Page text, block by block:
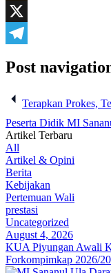
Facebook
X
Post
Terapkan Prokes,
Peserta Didik MI
Artikel Terbaru
All
Artikel & Opini
Berita
Kebijakan
Pertemuan Wali
prestasi
Uncategorized
August 4, 2026
KUA Piyungan Awali
Forkompimkap 2026/